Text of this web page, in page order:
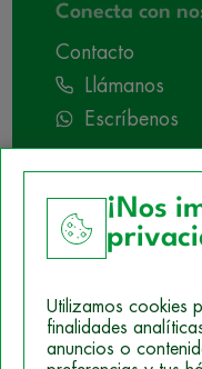
Conecta con
Contacto
Llámanos
Escríbenos
¡Nos
Utilizamos cookies
finalidades
anuncios o